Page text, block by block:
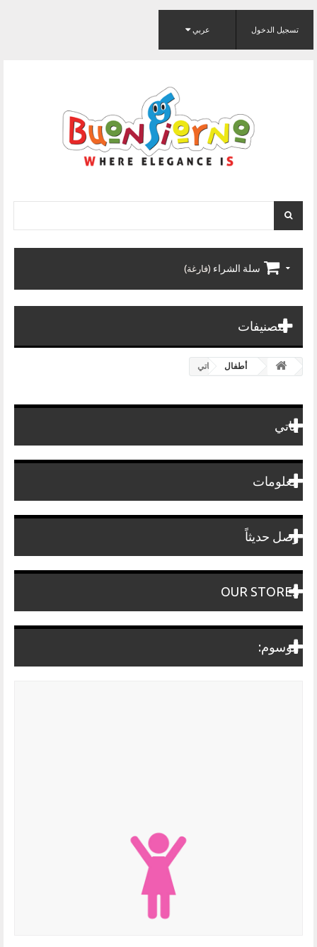
تسجيل الدخول عربي
سلة الشراء (فارغة)
التصنيفات
أطفال بناتي
بناتي
معلومات
وصل حديثاً
OUR STORES
الوسوم: